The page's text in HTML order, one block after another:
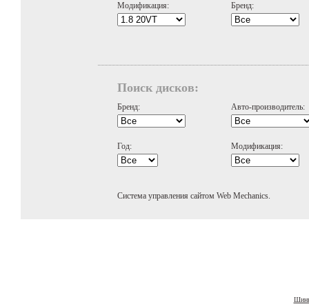
Модификация: Бренд:
Поиск дисков:
Бренд: Авто-производитель:
Год: Модификация:
Система управления сайтом Web Mechanics.